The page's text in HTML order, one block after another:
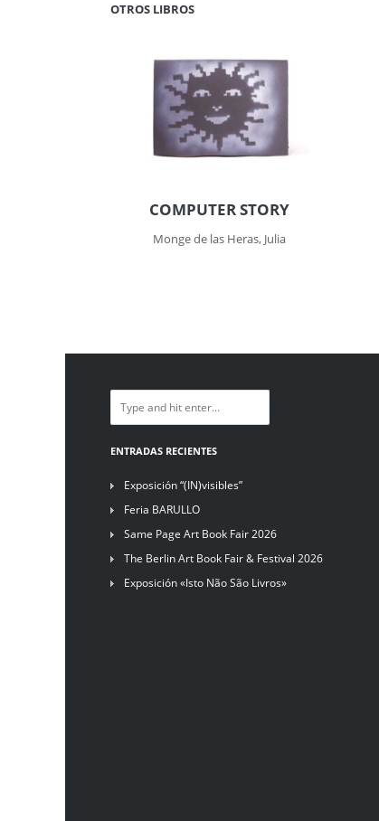
OTROS LIBROS
COMPUTER STORY
Monge de las Heras, Julia
ENTRADAS RECIENTES
Exposición “(IN)visibles”
Feria BARULLO
Same Page Art Book Fair 2026
The Berlin Art Book Fair & Festival 2026
Exposición «Isto Não São Livros»